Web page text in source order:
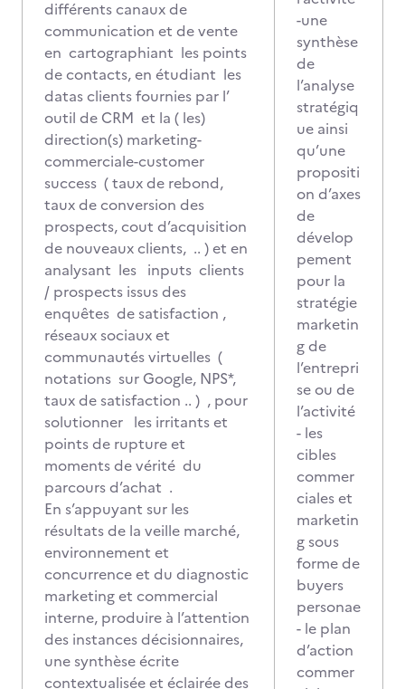
différents canaux de
communication et de vente
en cartographiant les points
de contacts, en étudiant les
datas clients fournies par l’
outil de CRM et la ( les)
direction(s) marketing-
commerciale-customer
success ( taux de rebond,
taux de conversion des
prospects, cout d’acquisition
de nouveaux clients, .. ) et en
analysant les inputs clients
/ prospects issus des
enquêtes de satisfaction ,
réseaux sociaux et
communautés virtuelles (
notations sur Google, NPS*,
taux de satisfaction .. ) , pour
solutionner les irritants et
points de rupture et
moments de vérité du
parcours d’achat .
En s’appuyant sur les
résultats de la veille marché,
environnement et
concurrence et du diagnostic
marketing et commercial
interne, produire à l’attention
des instances décisionnaires,
une synthèse écrite
contextualisée et éclairée des
-une
synthèse
de
l’analyse
stratégiq
ue ainsi
qu’une
propositi
on d’axes
de
dévelop
pement
pour la
stratégie
marketin
g de
l’entrepri
se ou de
l’activité
- les
cibles
commer
ciales et
marketin
g sous
forme de
buyers
personae
- le plan
d’action
commer